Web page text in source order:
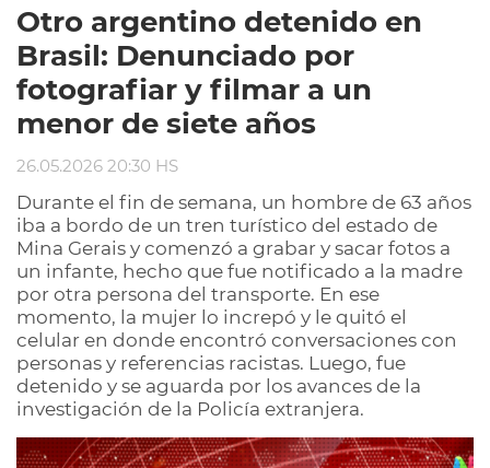
Otro argentino detenido en
Brasil: Denunciado por
fotografiar y filmar a un
menor de siete años
26.05.2026 20:30 HS
Durante el fin de semana, un hombre de 63 años
iba a bordo de un tren turístico del estado de
Mina Gerais y comenzó a grabar y sacar fotos a
un infante, hecho que fue notificado a la madre
por otra persona del transporte. En ese
momento, la mujer lo increpó y le quitó el
celular en donde encontró conversaciones con
personas y referencias racistas. Luego, fue
detenido y se aguarda por los avances de la
investigación de la Policía extranjera.